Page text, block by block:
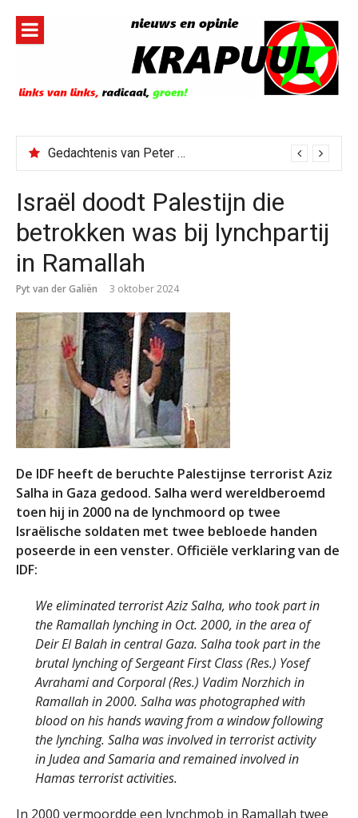
inhoud
Gedachtenis van Peter Faber
Israël doodt Palestijn die
betrokken was bij lynchpartij
in Ramallah
Pyt van der Galiën 3 oktober 2024
De IDF heeft de beruchte Palestijnse terrorist Aziz
Salha in Gaza gedood. Salha werd wereldberoemd
toen hij in 2000 na de lynchmoord op twee
Israëlische soldaten met twee bebloede handen
poseerde in een venster. Officiële verklaring van de
IDF:
We eliminated terrorist Aziz Salha, who took part in
the Ramallah lynching in Oct. 2000, in the area of
Deir El Balah in central Gaza. Salha took part in the
brutal lynching of Sergeant First Class (Res.) Yosef
Avrahami and Corporal (Res.) Vadim Norzhich in
Ramallah in 2000. Salha was photographed with
blood on his hands waving from a window following
the lynching. Salha was involved in terrorist activity
in Judea and Samaria and remained involved in
Hamas terrorist activities.
In 2000 vermoordde een lynchmob in Ramallah twee